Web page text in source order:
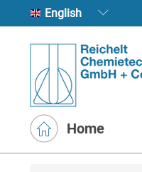
English
Home